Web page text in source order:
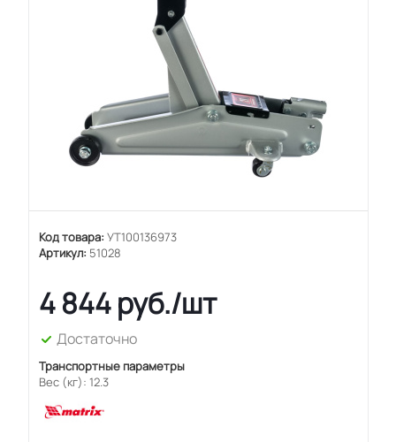
Код товара: УТ100136973
Артикул: 51028
4 844руб./шт
Достаточно
Транспортные параметры
Вес (кг): 12.3